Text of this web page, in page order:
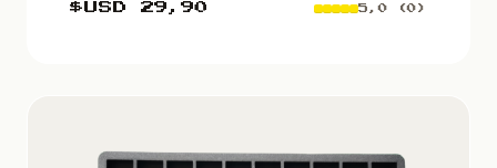
$USD29,90 5,0 (0)